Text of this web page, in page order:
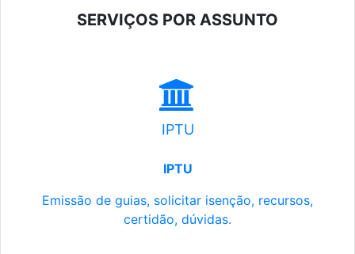
SERVIÇOS POR ASSUNTO
IPTU
IPTU
Emissão de guias, solicitar isenção, recursos,
certidão, dúvidas.